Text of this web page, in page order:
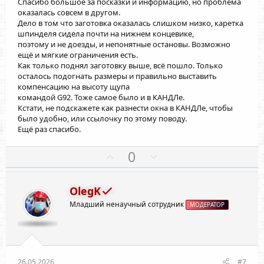
г
о
л
о
с
г
о
л
о
с
оказалась совсем в другом.
Дело в том что заготовка оказалась слишком низко, каретка
шпинделя сидела почти на нижнем концевике,
поэтому и не доезды, и непонятные остановы. Возможно
ещё и мягкие ограничения есть.
Как только поднял заготовку выше, всё пошло. Только
осталось подогнать размеры и правильно выставить
компенсацию на высоту щупа
командой G92. Тоже самое было и в КАНДЛе.
Кстати, не подскажете как разнести окна в КАНДЛе, чтобы
было удобно, или ссылочку по этому поводу.
Ещё раз спасибо.
о
т
н
0
е
т
н
OlegK
Младший ненаучный сотрудник МОДЕРАТОР